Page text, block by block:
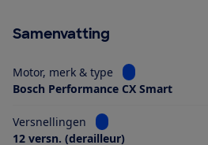
Samenvatting
Motor, merk & type
Bekijk
Bosch Performance CX Smart
Versnellingen
Bekijk informatie
12 versn. (derailleur)